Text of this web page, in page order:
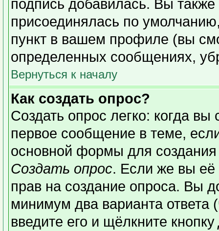
подпись добавилась. Вы
присоединялась по
пункт в вашем профиле (вы
определенных сообщениях,
Вернуться к началу
Как создать опрос?
Создать опрос легко: когда вы
первое сообщение в теме,
основной формы для
Создать опрос. Если же вы её
прав на создание опроса. Вы
минимум два варианта ответа
введите его и щёлкните кнопку